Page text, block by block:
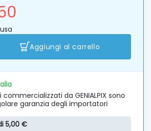
Aggiungi al carrello
da GENIALPIX sono
garanzia degli importatori
5,00 €